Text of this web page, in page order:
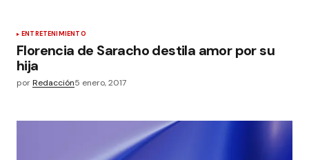
ENTRETENIMIENTO
Florencia de Saracho destila amor por su
hija
porRedacción5 enero, 2017